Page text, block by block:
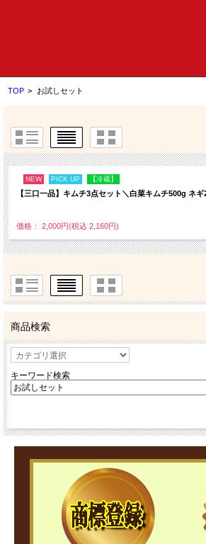
TOP > お試しセット
NEW PICK UP 【冷蔵】
【三口一品】キムチ3点セット＼白菜キムチ500g ネ
価格： 2,000円(税込 2,160円)
商品検索
キーワード検索